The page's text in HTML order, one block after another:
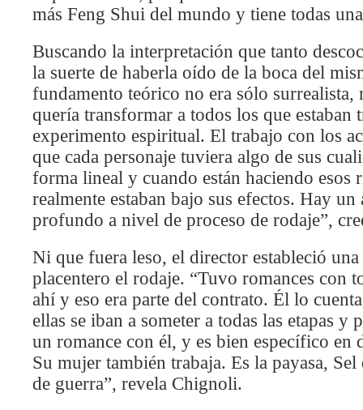
más Feng Shui del mundo y tiene todas
Buscando la interpretación que tanto
la suerte de haberla oído de la boca del
fundamento teórico no era sólo
quería transformar a todos los que estaban
experimento espiritual. El trabajo con los
que cada personaje tuviera algo de sus
forma lineal y cuando están haciendo esos
realmente estaban bajo sus efectos. Hay
profundo a nivel de proceso de rodaje”,
Ni que fuera leso, el director estableció
placentero el rodaje. “Tuvo romances con
ahí y eso era parte del contrato. Él lo
ellas se iban a someter a todas las etapas
un romance con él, y es bien específico en
Su mujer también trabaja. Es la payasa,
de guerra”, revela Chignoli.